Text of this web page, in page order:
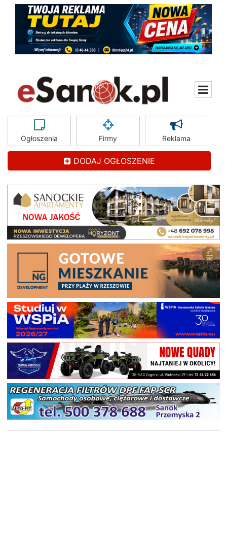
Ogłoszenia Firmy Reklama
DODAJ OGŁOSZENIE